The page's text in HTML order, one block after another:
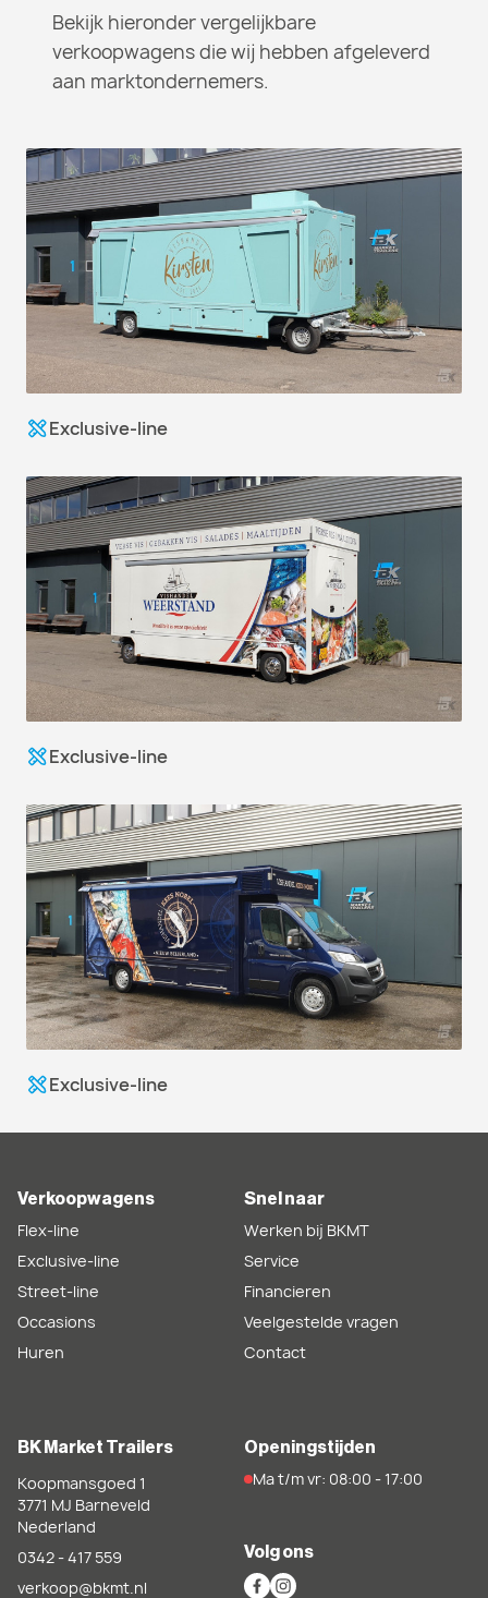
Bekijk hieronder vergelijkbare
verkoopwagens die wij hebben afgeleverd
aan marktondernemers.
Exclusive-line
Exclusive-line
Exclusive-line
BK Market Trailers
Koopmansgoed 1
3771 MJ Barneveld
Nederland
0342 - 417 559
verkoop@bkmt.nl
Verkoopwagens
Flex-line
Exclusive-line
Street-line
Occasions
Huren
Snel naar
Werken bij BKMT
Service
Financieren
Veelgestelde vragen
Contact
Openingstijden
Ma t/m vr: 08:00 - 17:00
Volg ons